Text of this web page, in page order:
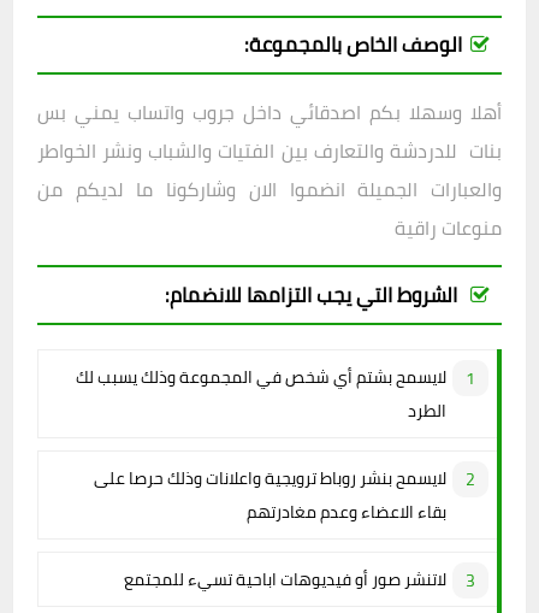
الوصف الخاص بالمجموعة:
أهلا وسهلا بكم اصدقائي داخل جروب واتساب يمني بس
بنات للدردشة والتعارف بين الفتيات والشباب ونشر الخواطر
والعبارات الجميلة انضموا الان وشاركونا ما لديكم من
منوعات راقية
الشروط التي يجب التزامها للانضمام:
لايسمح بشتم أي شخص في المجموعة وذلك يسبب لك
الطرد
لايسمح بنشر روباط ترويجية واعلانات وذلك حرصا على
بقاء الاعضاء وعدم مغادرتهم
لاتنشر صور أو فيديوهات اباحية تسيء للمجتمع